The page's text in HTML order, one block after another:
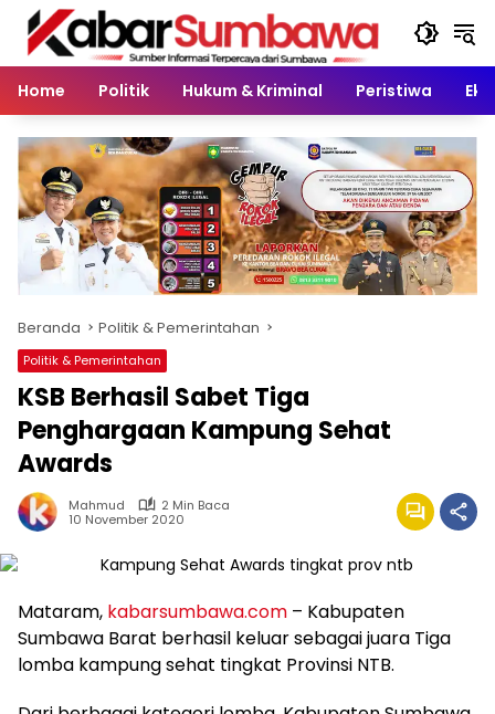
Langsung
konten
Home
Politik Hukum & Kriminal Peristiwa
Beranda Politik & Pemerintahan
Politik & Pemerintahan
KSB Berhasil Sabet Tiga
Penghargaan Kampung Sehat
Awards
Mahmud
2 Min Baca
10 November 2020
Mataram, kabarsumbawa.com – Kabupaten
Sumbawa Barat berhasil keluar sebagai juara Tiga
lomba kampung sehat tingkat Provinsi NTB.